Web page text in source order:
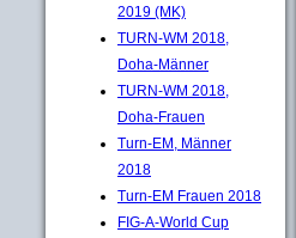
2019 (MK)
TURN-WM 2018,
Doha-Männer
TURN-WM 2018,
Doha-Frauen
Turn-EM, Männer
2018
Turn-EM Frauen 2018
FIG-A-World Cup